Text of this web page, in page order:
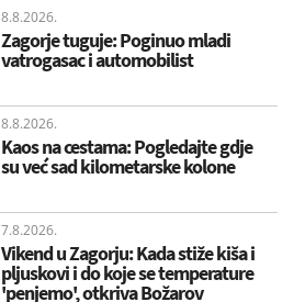
8.8.2026.
Zagorje tuguje: Poginuo mladi
vatrogasac i automobilist
8.8.2026.
Kaos na cestama: Pogledajte gdje
su već sad kilometarske kolone
7.8.2026.
Vikend u Zagorju: Kada stiže kiša i
pljuskovi i do koje se temperature
'penjemo', otkriva Božarov